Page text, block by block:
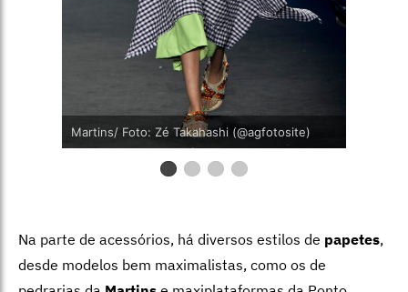
Martins/ Foto: Zé Takahashi (@agfotosite)
Na parte de acessórios, há diversos estilos de papetes,
desde modelos bem maximalistas, como os de